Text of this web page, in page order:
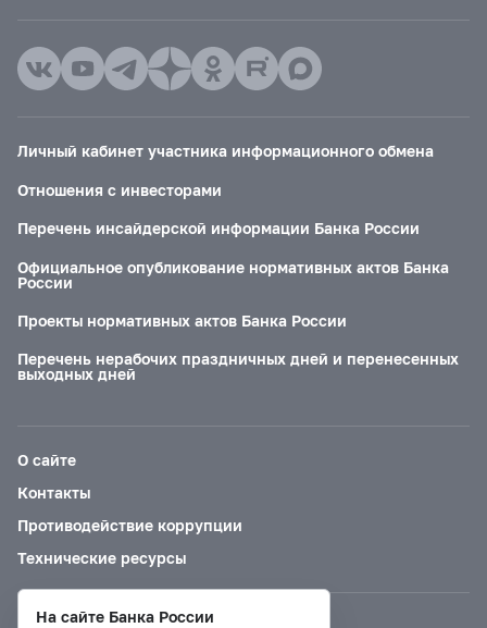
Личный кабинет участника информационного обмена
Отношения с инвесторами
Перечень инсайдерской информации Банка России
Официальное опубликование нормативных актов Банка
России
Проекты нормативных актов Банка России
Перечень нерабочих праздничных дней и перенесенных
выходных дней
О сайте
Контакты
Противодействие коррупции
Технические ресурсы
На сайте Банка России